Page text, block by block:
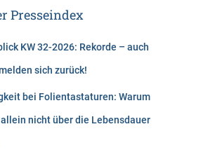
Presseindex
KW 32-2026: Rekorde – auch
sich zurück!
bei Folientastaturen: Warum
nicht über die Lebensdauer